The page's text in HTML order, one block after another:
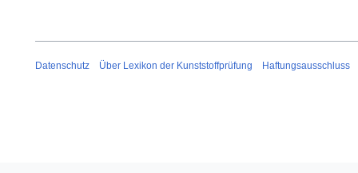
Datenschutz Über Lexikon der Kunststoffprüfung Haftungsausschluss